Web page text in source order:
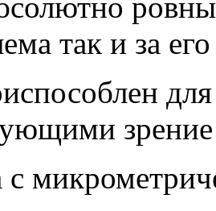
так и за
с